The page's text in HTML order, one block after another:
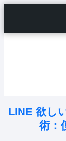
LINE 欲し
術：